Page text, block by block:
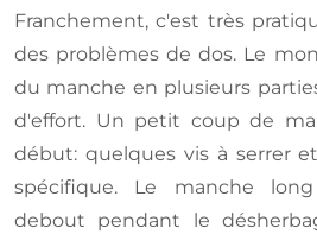
Franchement, c'est très
des problèmes de dos. Le
du manche en plusieurs
d'effort. Un petit coup de
début: quelques vis à serrer
spécifique. Le manche
debout pendant le